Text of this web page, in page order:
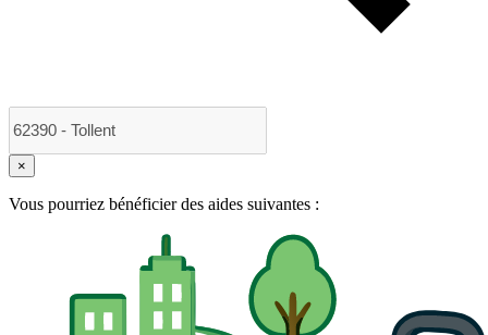
×
Vous pourriez bénéficier des aides suivantes :